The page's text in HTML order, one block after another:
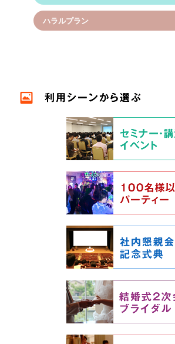
ハラルプラン